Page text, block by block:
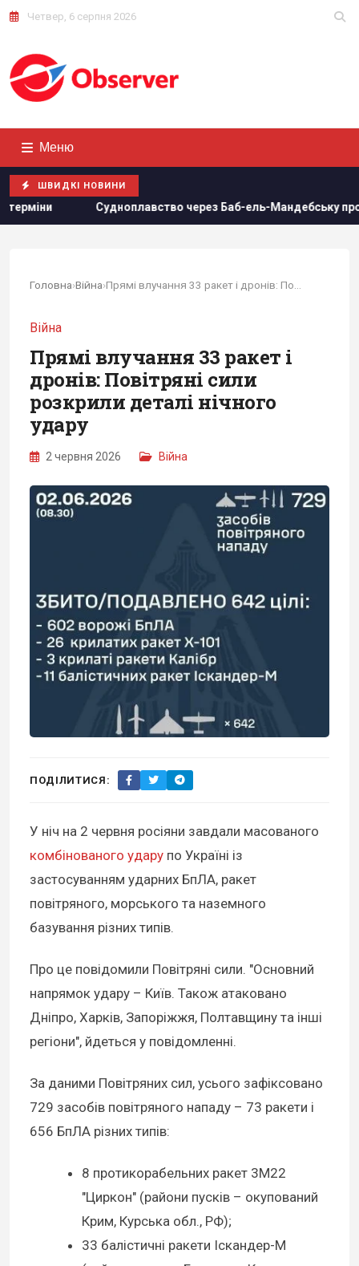
Четвер, 6 серпня 2026
Меню
ШВИДКІ НОВИНИ
через Баб-ель-Мандебську протоку майже повністю
Головна›Війна›
Війна
Прямі влучання 33 ракет і
дронів: Повітряні сили
розкрили деталі нічного
удару
2 червня 2026 Війна
ПОДІЛИТИСЯ:
У ніч на 2 червня росіяни завдали масованого
комбінованого удару по Україні із
застосуванням ударних БпЛА, ракет
повітряного, морського та наземного
базування різних типів.
Про це повідомили Повітряні сили. "Основний
напрямок удару – Київ. Також атаковано
Дніпро, Харків, Запоріжжя, Полтавщину та інші
регіони", йдеться у повідомленні.
За даними Повітряних сил, усього зафіксовано
729 засобів повітряного нападу – 73 ракети і
656 БпЛА різних типів:
8 протикорабельних ракет 3М22
"Циркон" (райони пусків – окупований
Крим, Курська обл., РФ);
33 балістичні ракети Іскандер-М